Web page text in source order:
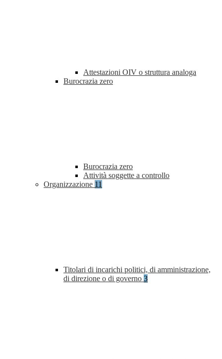
Attestazioni OIV o struttura analoga
Burocrazia zero
Burocrazia zero
Attività soggette a controllo
Organizzazione 11
Titolari di incarichi politici, di amministrazione,
di direzione o di governo 3